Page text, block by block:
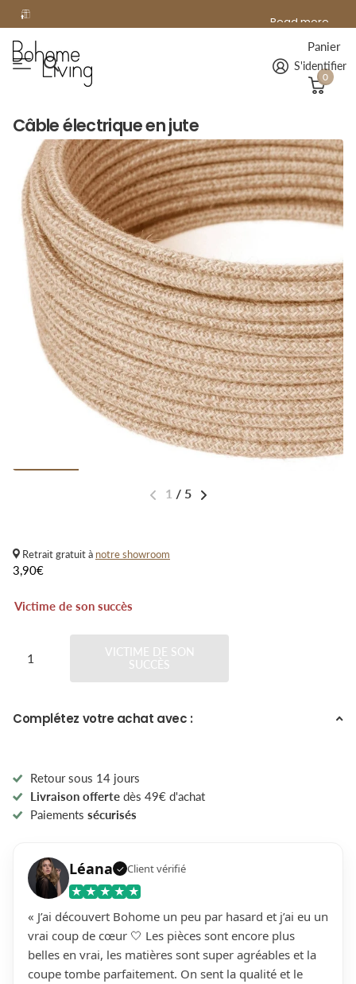
Livraisonofferteà domicile dès 99€ d'achat !
Read more
S'identifier
Panier
0
Câble électrique en jute
1 / 5
Retrait gratuit à notre showroom
3,90€
Victime de son succès
VICTIME DE SON
SUCCÈS
Complétez votre achat avec :
Retour sous 14 jours
Livraison offertedès 49€ d'achat
Paiements sécurisés
Léana ✓ Client vérifié
★ ★ ★ ★ ★
« J’ai découvert Bohome un peu par hasard et j’ai eu un
vrai coup de cœur 🤍 Les pièces sont encore plus
belles en vrai, les matières sont super agréables et la
coupe tombe parfaitement. On sent la qualité et le